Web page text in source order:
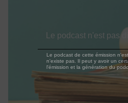
Le podcast n'est pas
Le podcast de cette émission
n'existe pas. Il peut y avoir un
l'émission et la génération du